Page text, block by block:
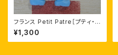
フランス Petit Patre［プティ・パ
トル］チーズ会社 羊飼いの少年
キャラクター ヴィンテージキー
ホルダー
¥1,300